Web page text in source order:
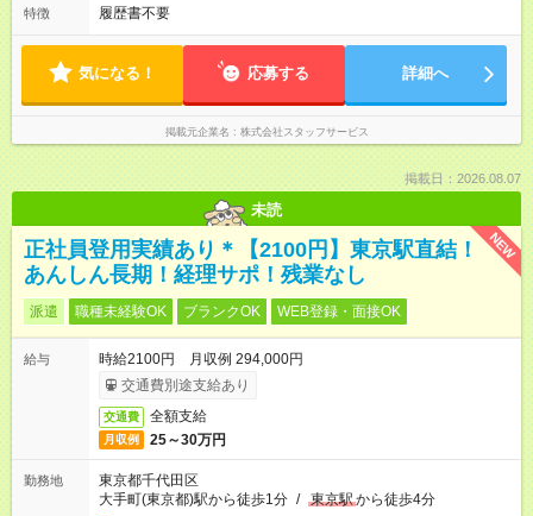
特徴 履歴書不要
気になる！ 応募する 詳細へ
掲載元企業名 株式会社スタッフサービス
掲載日：2026.08.07
未読
NEW
正社員登用実績あり＊【2100円】東京駅直結！
あんしん長期！経理サポ！残業なし
派遣 職種未経験OK ブランクOK WEB登録・面接OK
給与
時給2100円 月収例 294,000円
交通費別途支給あり
交通費 全額支給
月収例 25～30万円
勤務地
東京都千代田区
大手町(東京都)駅から徒歩1分 / 東京駅から徒歩4分